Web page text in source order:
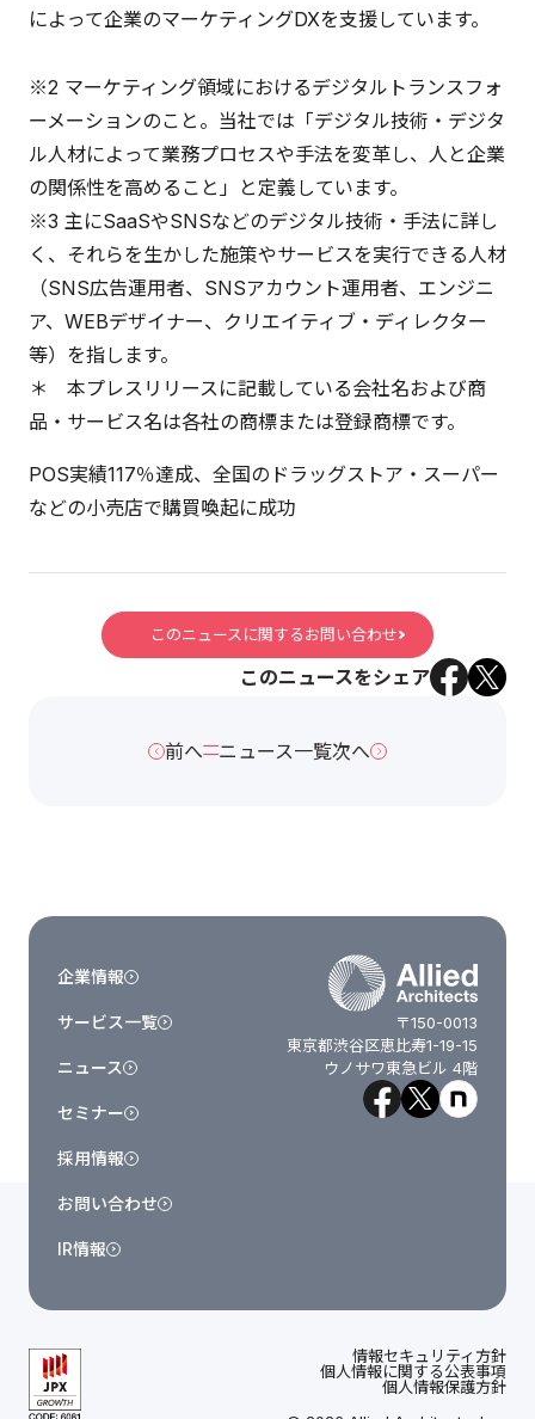
によって企業のマーケティングDXを支援しています。
※2 マーケティング領域におけるデジタルトランスフォ
ーメーションのこと。当社では「デジタル技術・デジタ
ル人材によって業務プロセスや手法を変革し、人と企業
の関係性を高めること」と定義しています。
※3 主にSaaSやSNSなどのデジタル技術・手法に詳し
く、それらを生かした施策やサービスを実行できる人材
（SNS広告運用者、SNSアカウント運用者、エンジニ
ア、WEBデザイナー、クリエイティブ・ディレクター
等）を指します。
＊ 本プレスリリースに記載している会社名および商
品・サービス名は各社の商標または登録商標です。
POS実績117％達成、全国のドラッグストア・スーパー
などの小売店で購買喚起に成功
このニュースに関するお問い合わせ
このニュースをシェア
前へ ニュース一覧次へ
〒150-0013
東京都渋谷区恵比寿1-19-15
ウノサワ東急ビル 4階
企業情報
サービス一覧
ニュース
セミナー
採用情報
お問い合わせ
IR情報
情報セキュリティ方針
個人情報に関する公表事項
個人情報保護方針